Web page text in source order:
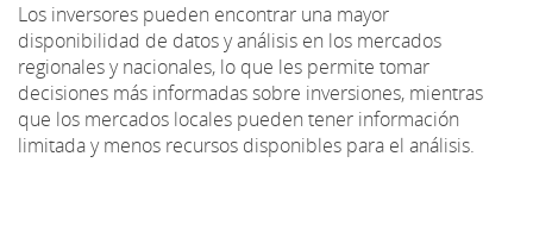
Los inversores pueden encontrar una mayor
disponibilidad de datos y análisis en los mercados
regionales y nacionales, lo que les permite tomar
decisiones más informadas sobre inversiones, mientras
que los mercados locales pueden tener información
limitada y menos recursos disponibles para el análisis.